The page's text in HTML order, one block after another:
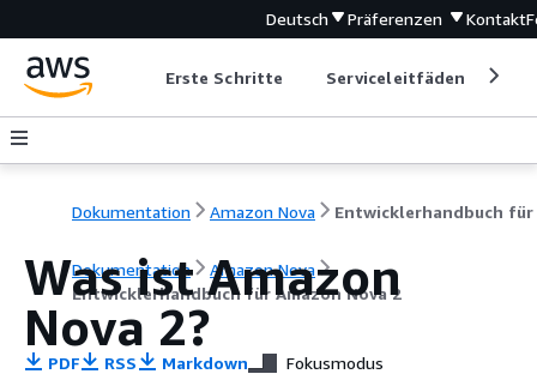
Deutsch Präferenzen Kontakt
Erste Schritte Serviceleitfäden
Dokumentation Amazon Nova
Dokumentation
Amazon Nova
Entwicklerhandbuch für Amazon Nova 2
Was ist Amazon
Nova 2?
PDF RSS Markdown Fokusmodus